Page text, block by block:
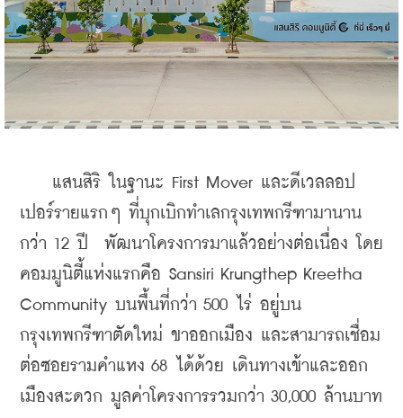
แสนสิริ ในฐานะ First Mover และดีเวลลอป
เปอร์รายแรกๆ ที่บุกเบิกทำเลกรุงเทพกรีฑามานาน
กว่า 12 ปี  พัฒนาโครงการมาแล้วอย่างต่อเนื่อง โดย
คอมมูนิตี้แห่งแรกคือ Sansiri Krungthep Kreetha
Community บนพื้นที่กว่า 500 ไร่ อยู่บน
กรุงเทพกรีฑาตัดใหม่ ขาออกเมือง และสามารถเชื่อม
ต่อซอยรามคำแหง 68 ได้ด้วย เดินทางเข้าและออก
เมืองสะดวก มูลค่าโครงการรวมกว่า 30,000 ล้านบาท